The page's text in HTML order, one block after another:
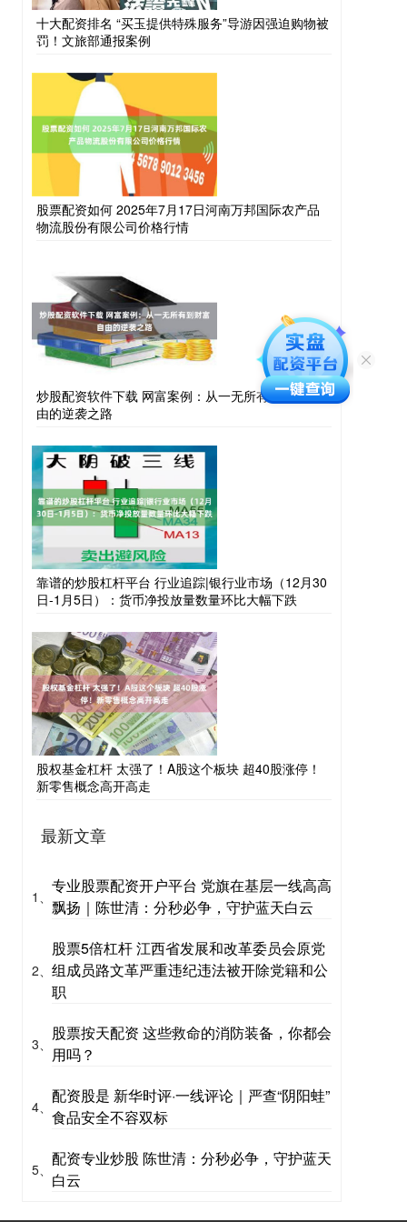
十大配资排名 “买玉提供特殊服务”导游因强迫购物被
罚！文旅部通报案例
股票配资如何 2025年7月17日河南万邦国际农产品
物流股份有限公司价格行情
炒股配资软件下载 网富案例：从一无所有到财富自
由的逆袭之路
靠谱的炒股杠杆平台 行业追踪|银行业市场（12月30
日-1月5日）：货币净投放量数量环比大幅下跌
股权基金杠杆 太强了！A股这个板块 超40股涨停！
新零售概念高开高走
最新文章
1、
专业股票配资开户平台 党旗在基层一线高高
飘扬｜陈世清：分秒必争，守护蓝天白云
2、
股票5倍杠杆 江西省发展和改革委员会原党
组成员路文革严重违纪违法被开除党籍和公
职
3、
股票按天配资 这些救命的消防装备，你都会
用吗？
4、
配资股是 新华时评·一线评论｜严查“阴阳蛙”
食品安全不容双标
5、
配资专业炒股 陈世清：分秒必争，守护蓝天
白云